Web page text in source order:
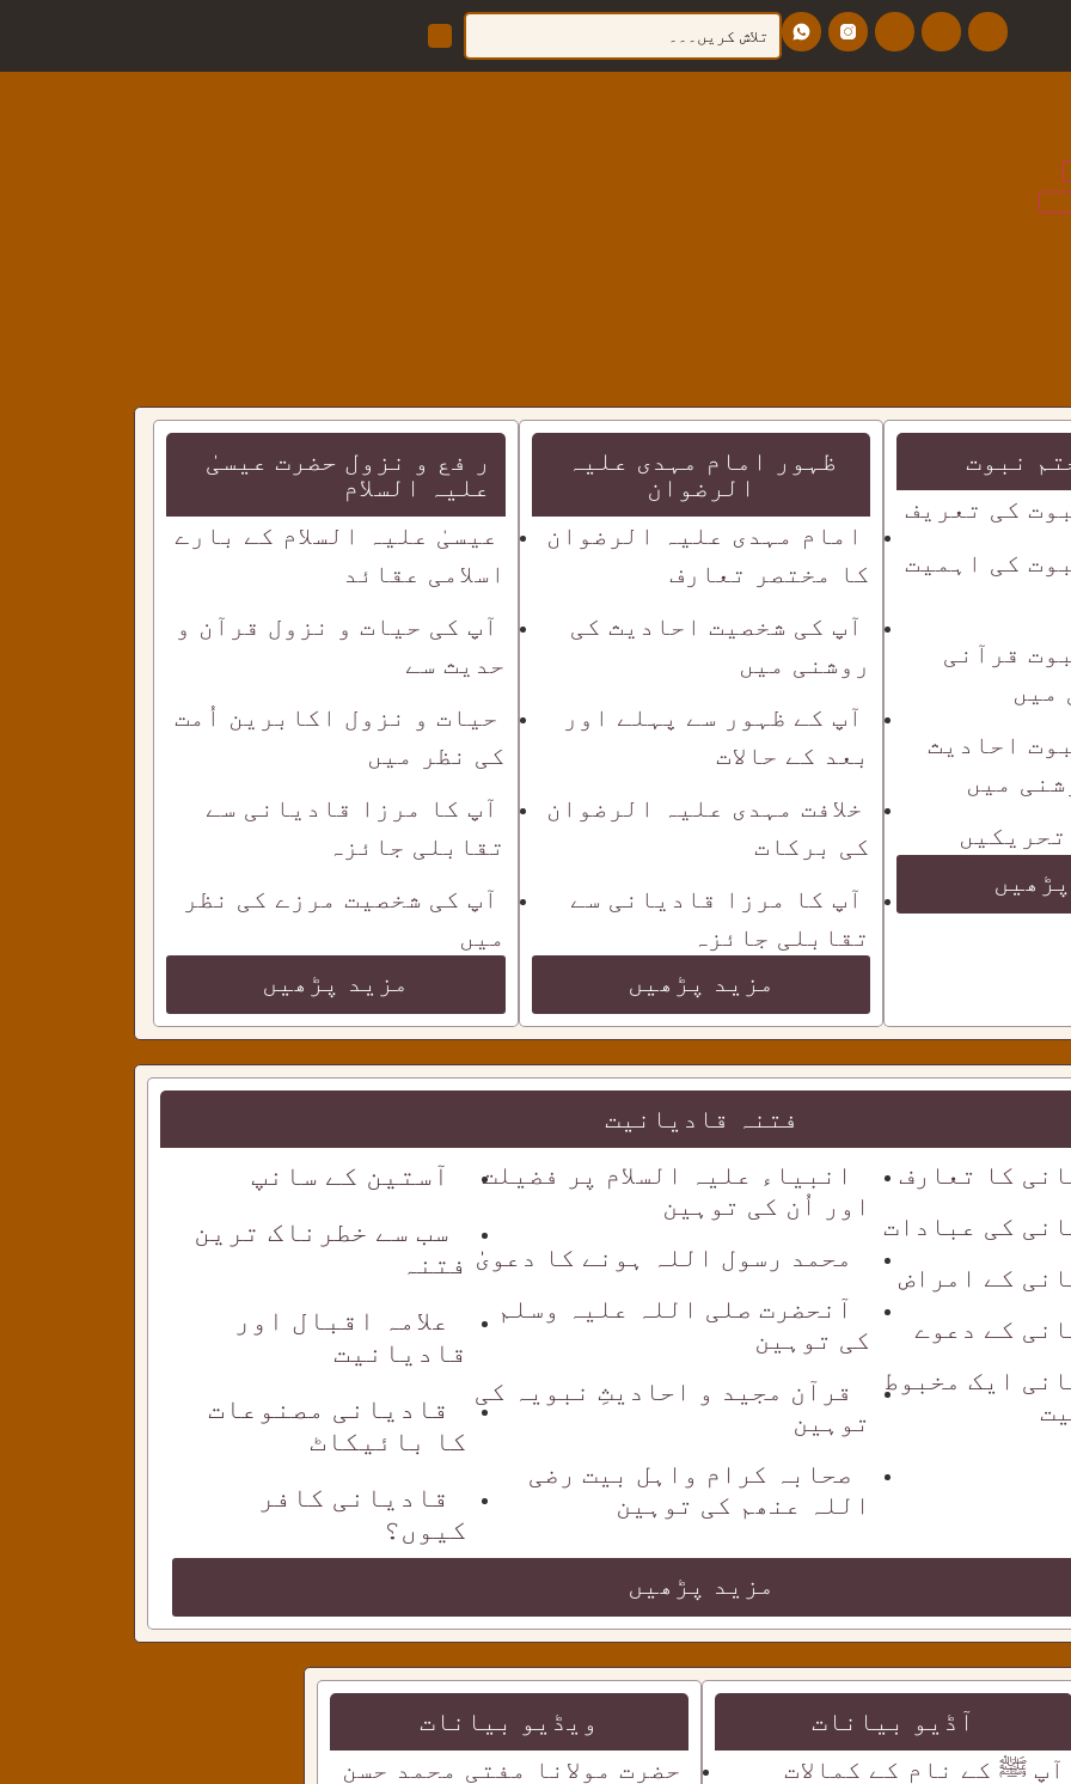
نبوت
کی تعریف
کی اہمیت
قرآنی
میں
احادیث
میں
ظہور امام مہدی علیہ
الرضوان
امام مہدی علیہ الرضوان
کا مختصر تعارف
آپ کی شخصیت احادیث کی
روشنی میں
آپ کے ظہور سے پہلے اور
بعد کے حالات
خلافت مہدی علیہ الرضوان
کی برکات
آپ کا مرزا قادیانی سے
تقابلی جائزہ
مزید پڑھیں
ر فع و نزول حضرت عیسیٰ
علیہ السلام
عیسیٰ علیہ السلام کے بارے
اسلامی عقائد
آپ کی حیات و نزول قرآن و
حدیث سے
حیات و نزول اکابرین اُمت
کی نظر میں
آپ کا مرزا قادیانی سے
تقابلی جائزہ
آپ کی شخصیت مرزے کی نظر
میں
مزید پڑھیں
فتنہ قادیانیت
کا تعارف
کی عبادات
کے امراض
کے دعوے
ایک مخبوط
انبیاء علیہ السلام پر فضیلت
اور اُن کی توہین
محمد رسول اللہ ہونے کا دعویٰٰ
آنحضرت صلی اللہ علیہ وسلم
کی توہین
قرآن مجید و احادیثِ نبویہ کی
توہین
صحابہ کرام واہل بیت رضی
اللہ عنھم کی توہین
آستین کے سانپ
سب سے خطرناک ترین
فتنہ
علامہ اقبال اور
قادیانیت
قادیانی مصنوعات
کا بائیکاٹ
قادیانی کافر
کیوں؟
مزید پڑھیں
آڈیو بیانات
آپ ﷺ کے نام کے کمالات
ویڈیو بیانات
حضرت مولانا مفتی محمد حسن